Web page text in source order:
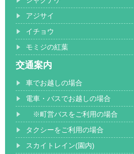
アジサイ
イチョウ
モミジの紅葉
交通案内
車でお越しの場合
電車・バスでお越しの場合
※町営バスをご利用の場合
タクシーをご利用の場合
スカイトレイン(園内)